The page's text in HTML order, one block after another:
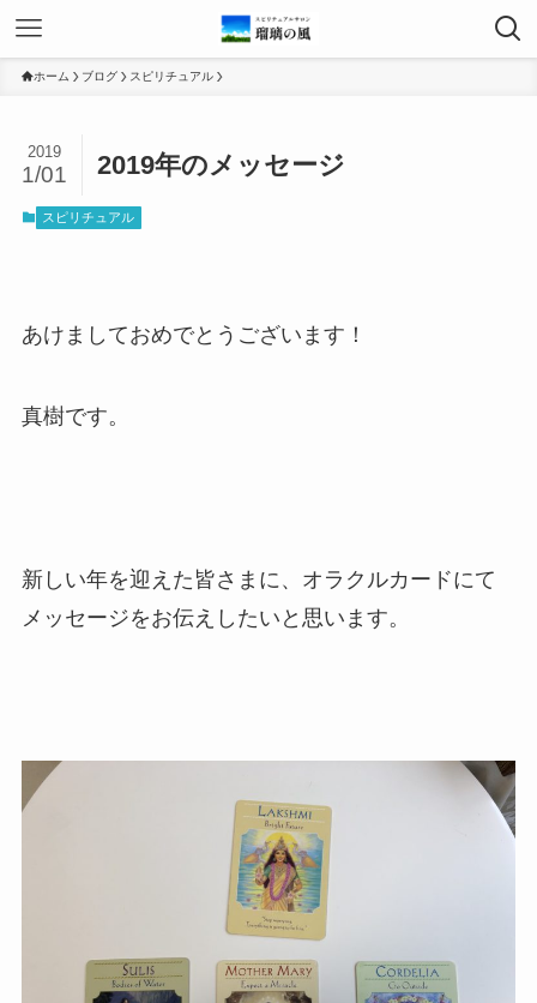
ホーム ブログ スピリチュアル
2019年のメッセージ
2019
1/01
スピリチュアル
あけましておめでとうございます！
真樹です。
新しい年を迎えた皆さまに、オラクルカードにて
メッセージをお伝えしたいと思います。